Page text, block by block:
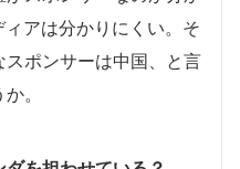
アは分かりにくい。そ
スポンサーは中国、と言
。